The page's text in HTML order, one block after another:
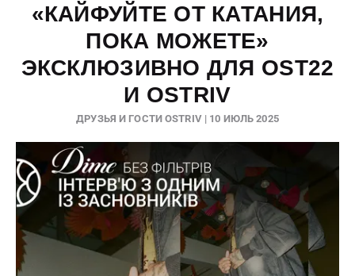
«КАЙФУЙТЕ ОТ КАТАНИЯ,
ПОКА МОЖЕТЕ»
ЭКСКЛЮЗИВНО ДЛЯ OST22
И OSTRIV
ДРУЗЬЯ И ГОСТИ OSTRIV | 10 ИЮЛЬ 2025